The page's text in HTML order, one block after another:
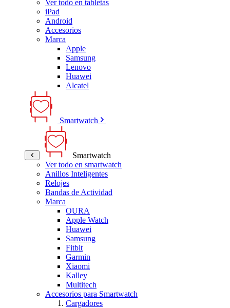
Ver todo en tabletas
iPad
Android
Accesorios
Marca
Apple
Samsung
Lenovo
Huawei
Alcatel
Smartwatch
Smartwatch
Ver todo en smartwatch
Anillos Inteligentes
Relojes
Bandas de Actividad
Marca
OURA
Apple Watch
Huawei
Samsung
Fitbit
Garmin
Xiaomi
Kalley
Multitech
Accesorios para Smartwatch
Cargadores